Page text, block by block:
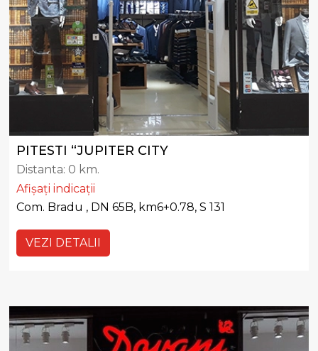
PITESTI “JUPITER CITY
Distanta: 0 km.
Afișați indicații
Com. Bradu , DN 65B, km6+0.78, S 131
VEZI DETALII